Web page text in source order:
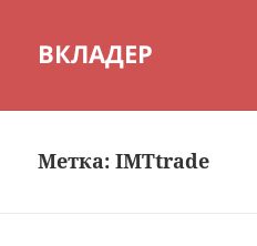
ВКЛАДЕР
Метка:IMTtrade